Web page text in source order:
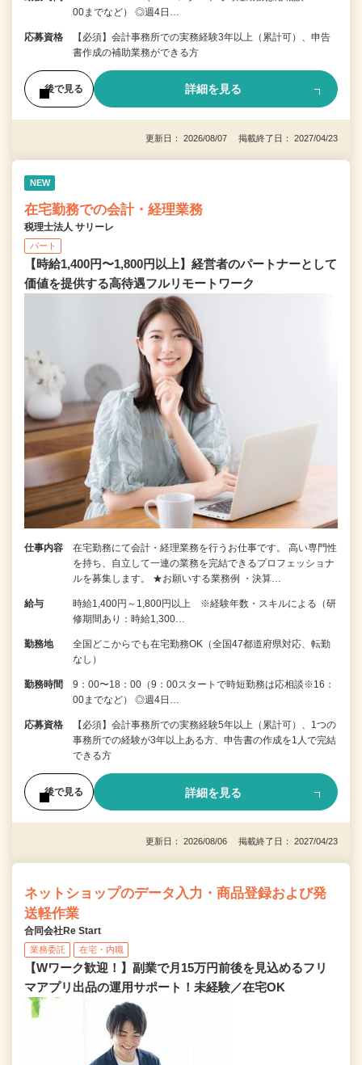
00までなど） ◎週4日…
応募資格
【必須】会計事務所での実務経験3年以上（累計可）、申告
書作成の補助業務ができる方
後で見る 詳細を見る
更新日： 2026/08/07 掲載終了日： 2027/04/23
NEW
在宅勤務での会計・経理業務
税理士法人 サリーレ
パート
【時給1,400円〜1,800円以上】経営者のパートナーとして
価値を提供する⾼待遇フルリモートワーク
仕事内容
在宅勤務にて会計・経理業務を行うお仕事です。 高い専門性
を持ち、自立して一連の業務を完結できるプロフェッショナ
ルを募集します。 ★お願いする業務例 ・決算…
給与
時給1,400円～1,800円以上 ※経験年数・スキルによる（研
修期間あり：時給1,300…
勤務地
全国どこからでも在宅勤務OK（全国47都道府県対応、転勤
なし）
勤務時間
9：00〜18：00（9：00スタートで時短勤務は応相談※16：
00までなど） ◎週4日…
応募資格
【必須】会計事務所での実務経験5年以上（累計可）、1つの
事務所での経験が3年以上ある方、申告書の作成を1人で完結
できる方
後で見る 詳細を見る
更新日： 2026/08/06 掲載終了日： 2027/04/23
ネットショップのデータ入力・商品登録および発
送軽作業
合同会社Re Start
業務委託 在宅・内職
【Wワーク歓迎！】副業で月15万円前後を見込めるフリ
マアプリ出品の運用サポート！未経験／在宅OK